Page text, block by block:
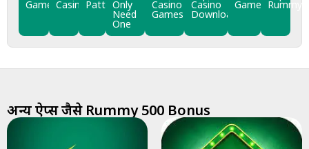
GamesCasino Patti Only
Need
One
Casino
Games
Casino
Downloads
Games Rummy
अन्य ऐप्स जैसे Rummy 500 Bonus